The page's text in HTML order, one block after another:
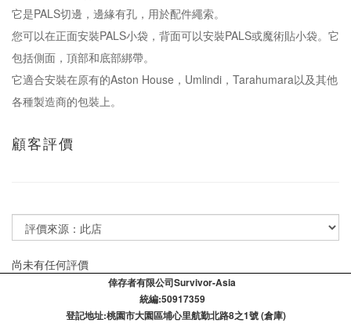
它是PALS切邊，邊緣有孔，用於配件繩索。
您可以在正面安裝PALS小袋，背面可以安裝PALS或魔術貼小袋。它
包括側面，頂部和底部綁帶。
它適合安裝在原有的Aston House，Umlindi，Tarahumara以及其他
各種製造商的包裝上。
顧客評價
尚未有任何評價
倖存者有限公司Survivor-Asia
統編:50917359
登記​地址:桃園市大園區埔心里航勤北路8之1號 (倉庫)